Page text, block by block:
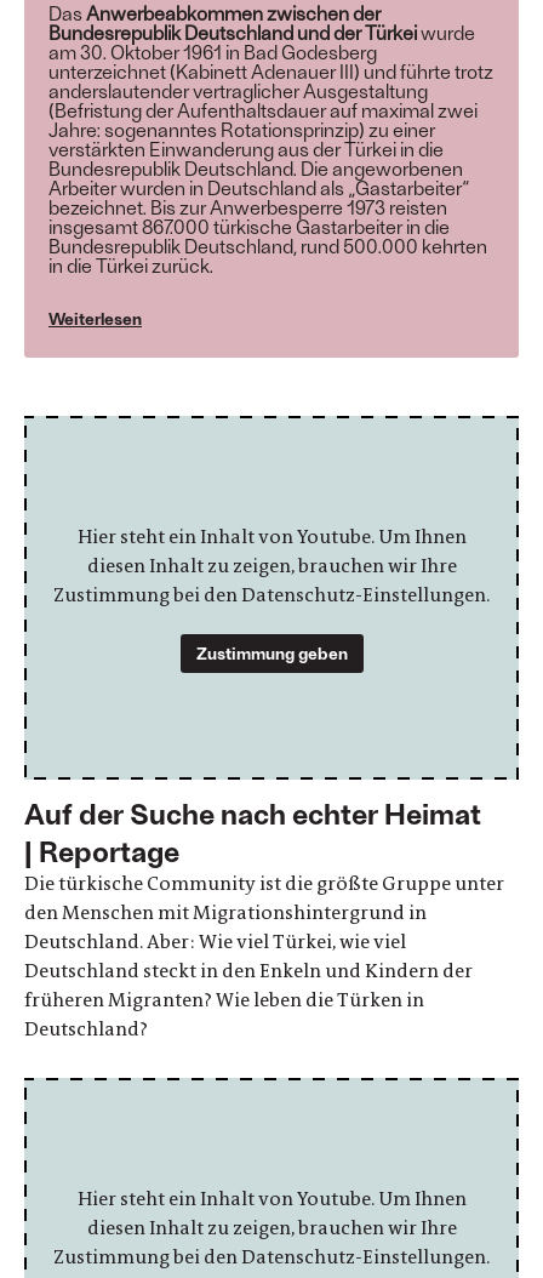
DasAnwerbeabkommen zwischen der
Bundesrepublik Deutschland und der Türkeiwurde
am 30. Oktober 1961 in Bad Godesberg
unterzeichnet (Kabinett Adenauer III) und führte trotz
anderslautender vertraglicher Ausgestaltung
(Befristung der Aufenthaltsdauer auf maximal zwei
Jahre: sogenanntes Rotationsprinzip) zu einer
verstärkten Einwanderung aus der Türkei in die
Bundesrepublik Deutschland. Die angeworbenen
Arbeiter wurden in Deutschland als „Gastarbeiter“
bezeichnet. Bis zur Anwerbesperre 1973 reisten
insgesamt 867.000 türkische Gastarbeiter in die
Bundesrepublik Deutschland, rund 500.000 kehrten
in die Türkei zurück.
Weiterlesen
Hier steht ein Inhalt von Youtube. Um Ihnen
diesen Inhalt zu zeigen, brauchen wir Ihre
Zustimmung bei den Datenschutz-Einstellungen.
Zustimmung geben
Auf der Suche nach echter Heimat
| Reportage
Die türkische Community ist die größte Gruppe unter
den Menschen mit Migrationshintergrund in
Deutschland. Aber: Wie viel Türkei, wie viel
Deutschland steckt in den Enkeln und Kindern der
früheren Migranten? Wie leben die Türken in
Deutschland?
Hier steht ein Inhalt von Youtube. Um Ihnen
diesen Inhalt zu zeigen, brauchen wir Ihre
Zustimmung bei den Datenschutz-Einstellungen.